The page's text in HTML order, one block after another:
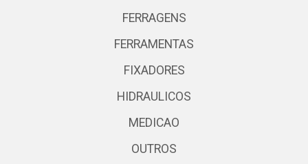
FERRAGENS
FERRAMENTAS
FIXADORES
HIDRAULICOS
MEDICAO
OUTROS